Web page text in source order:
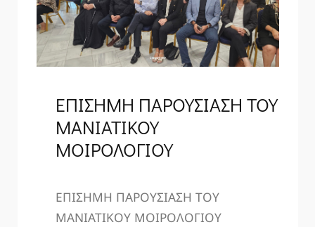
ΕΠΙΣΗΜΗ ΠΑΡΟΥΣΙΑΣΗ ΤΟΥ
ΜΑΝΙΑΤΙΚΟΥ
ΜΟΙΡΟΛΟΓΙΟΥ
ΕΠΙΣΗΜΗ ΠΑΡΟΥΣΙΑΣΗ ΤΟΥ
ΜΑΝΙΑΤΙΚΟΥ ΜΟΙΡΟΛΟΓΙΟΥ